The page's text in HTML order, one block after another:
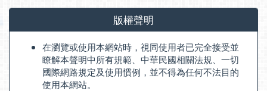
版權聲明
在瀏覽或使用本網站時，視同使用者已完全接受並
瞭解本聲明中所有規範、中華民國相關法規、一切
國際網路規定及使用慣例，並不得為任何不法目的
使用本網站。